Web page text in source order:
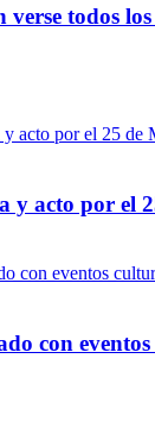
todos
y acto por el
con